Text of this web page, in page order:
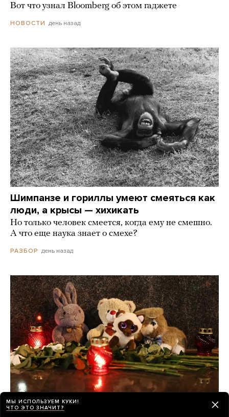
Вот что узнал Bloomberg об этом гаджете
НОВОСТИ день назад
Шимпанзе и гориллы умеют смеяться как
люди, а крысы — хихикать
Но только человек смеется, когда ему не смешно.
А что еще наука знает о смехе?
РАЗБОР день назад
МЫ ИСПОЛЬЗУЕМ КУКИ!
ЧТО ЭТО ЗНАЧИТ?